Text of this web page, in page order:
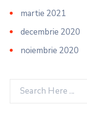
martie 2021
decembrie 2020
noiembrie 2020